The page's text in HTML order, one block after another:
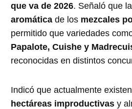
que va de 2026. Señaló que
aromática de los mezcales
permitido que variedades
Papalote, Cuishe y
reconocidas en distintos
Indicó que actualmente
hectáreas improductivas y